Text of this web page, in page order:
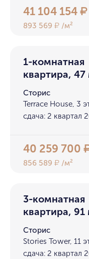
41 104 154₽
893 569₽ /м²
1-комнатная
квартира, 47
Сторис
Terrace House, 3
сдача: 2 квартал
40 259 700
856 589₽ /м²
3-комнатная
квартира, 91
Сторис
Stories Tower, 11
сдача: 2 квартал